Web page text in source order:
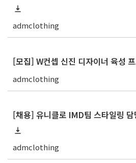
admclothing
[모집] W컨셉 신진 디자이너 육성
admclothing
[채용] 유니클로 IMD팀 스타일링 담
admclothing